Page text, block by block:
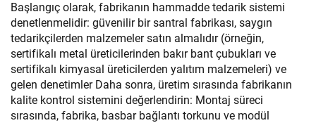
Başlangıç olarak, fabrikanın hammadde tedarik sistemi
denetlenmelidir: güvenilir bir santral fabrikası, saygın
tedarikçilerden malzemeler satın almalıdır (örneğin,
sertifikalı metal üreticilerinden bakır bant çubukları ve
sertifikalı kimyasal üreticilerden yalıtım malzemeleri) ve
gelen denetimler Daha sonra, üretim sırasında fabrikanın
kalite kontrol sistemini değerlendirin: Montaj süreci
sırasında, fabrika, basbar bağlantı torkunu ve modül